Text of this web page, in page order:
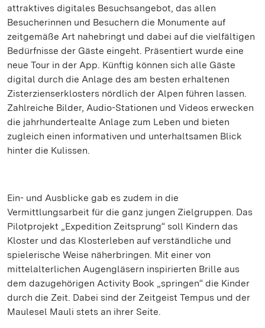
attraktives digitales Besuchsangebot, das allen
Besucherinnen und Besuchern die Monumente auf
zeitgemäße Art nahebringt und dabei auf die vielfältigen
Bedürfnisse der Gäste eingeht. Präsentiert wurde eine
neue Tour in der App. Künftig können sich alle Gäste
digital durch die Anlage des am besten erhaltenen
Zisterzienserklosters nördlich der Alpen führen lassen.
Zahlreiche Bilder, Audio-Stationen und Videos erwecken
die jahrhundertealte Anlage zum Leben und bieten
zugleich einen informativen und unterhaltsamen Blick
hinter die Kulissen.
Ein- und Ausblicke gab es zudem in die
Vermittlungsarbeit für die ganz jungen Zielgruppen. Das
Pilotprojekt „Expedition Zeitsprung“ soll Kindern das
Kloster und das Klosterleben auf verständliche und
spielerische Weise näherbringen. Mit einer von
mittelalterlichen Augengläsern inspirierten Brille aus
dem dazugehörigen Activity Book „springen“ die Kinder
durch die Zeit. Dabei sind der Zeitgeist Tempus und der
Maulesel Mauli stets an ihrer Seite.